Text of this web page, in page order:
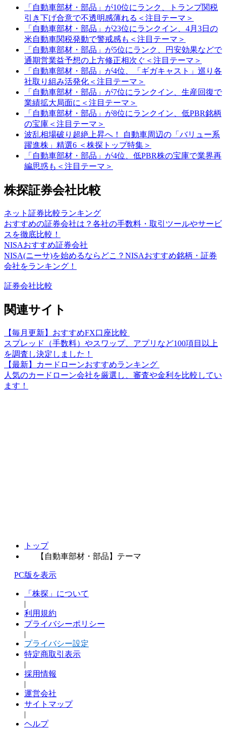
「自動車部材・部品」が10位にランク、トランプ関税
引き下げ合意で不透明感薄れる＜注目テーマ＞
「自動車部材・部品」が23位にランクイン、4月3日の
米自動車関税発動で警戒感も＜注目テーマ＞
「自動車部材・部品」が5位にランク、円安効果などで
通期営業益予想の上方修正相次ぐ＜注目テーマ＞
「自動車部材・部品」が4位、「ギガキャスト」巡り各
社取り組み活発化＜注目テーマ＞
「自動車部材・部品」が7位にランクイン、生産回復で
業績拡大局面に＜注目テーマ＞
「自動車部材・部品」が8位にランクイン、低PBR銘柄
の宝庫＜注目テーマ＞
波乱相場破り超絶上昇へ！ 自動車周辺の「バリュー系
躍進株」精選6 ＜株探トップ特集＞
「自動車部材・部品」が4位、低PBR株の宝庫で業界再
編思惑も＜注目テーマ＞
株探証券会社比較
ネット証券比較ランキング
おすすめの証券会社は？各社の手数料・取引ツールやサービ
スを徹底比較！
NISAおすすめ証券会社
NISA(ニーサ)を始めるならどこ？NISAおすすめ銘柄・証券
会社をランキング！
証券会社比較
関連サイト
【毎月更新】おすすめFX口座比較
スプレッド（手数料）やスワップ、アプリなど100項目以上
を調査し決定しました！
【最新】カードローンおすすめランキング
人気のカードローン会社を厳選し、審査や金利を比較してい
ます！
トップ
【自動車部材・部品】テーマ
PC版を表示
「株探」について
|
利用規約
プライバシーポリシー
|
プライバシー設定
特定商取引表示
|
採用情報
|
運営会社
サイトマップ
|
ヘルプ